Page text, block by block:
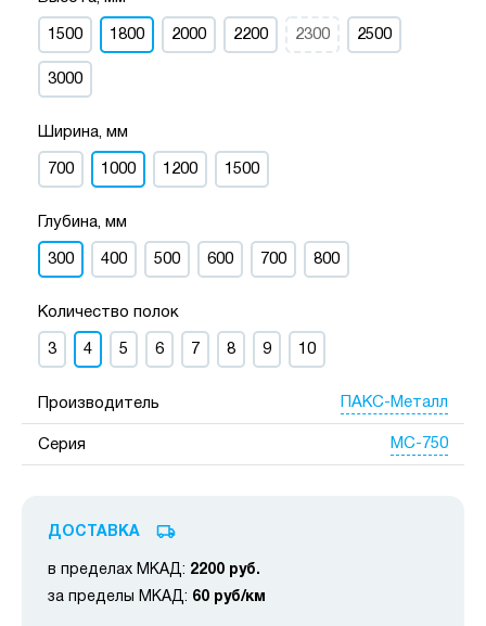
1500 1800 2000 2200 2300 2500
3000
Ширина, мм
700 1000 1200 1500
Глубина, мм
300 400 500 600 700 800
Количество полок
3 4 5 6 7 8 9 10
Производитель ПАКС-Металл
Серия МС-750
ДОСТАВКА
в пределах МКАД: 2200 руб.
за пределы МКАД: 60 руб/км